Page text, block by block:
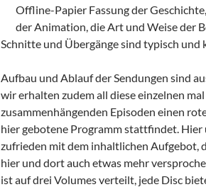
Offline-Papier Fassung der
der Animation, die Art und Weise der
Schnitte und Übergänge sind typisch und
Aufbau und Ablauf der Sendungen sind
wir erhalten zudem all diese einzelnen
zusammenhängenden Episoden einen
hier gebotene Programm stattfindet. Hier
zufrieden mit dem inhaltlichen Aufgebot,
hier und dort auch etwas mehr
ist auf drei Volumes verteilt, jede Disc